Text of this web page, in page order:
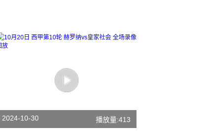
2024-10-30 播放量:413